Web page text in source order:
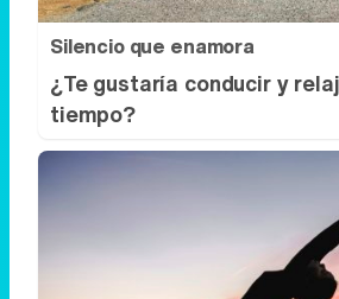
Silencio que enamora
¿Te gustaría conducir y
tiempo?